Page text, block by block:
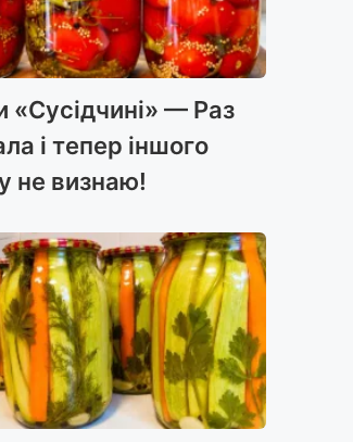
«Сусідчині» — Раз
і тепер іншого
не визнаю!